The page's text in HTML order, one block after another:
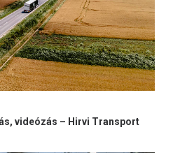
videózás – Hirvi Transport